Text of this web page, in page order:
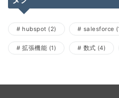
hubspot (2) salesforce
拡張機能 (1) 数式 (4)